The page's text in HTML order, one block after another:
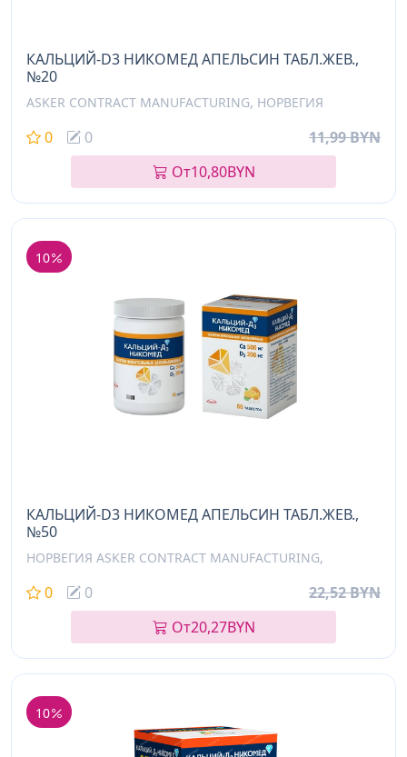
КАЛЬЦИЙ-D3 НИКОМЕД АПЕЛЬСИН ТАБЛ.ЖЕВ.,
№20
ASKER CONTRACT MANUFACTURING, НОРВЕГИЯ
0 0
11,99 BYN
От10,80BYN
10
КАЛЬЦИЙ-D3 НИКОМЕД АПЕЛЬСИН ТАБЛ.ЖЕВ.,
№50
НОРВЕГИЯ ASKER CONTRACT MANUFACTURING,
0 0
22,52 BYN
От20,27BYN
10